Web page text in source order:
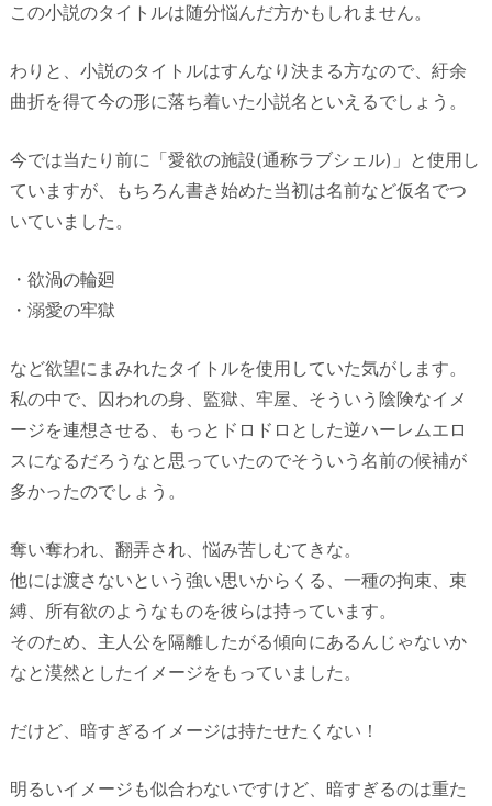
この小説のタイトルは随分悩んだ方かもしれません。
わりと、小説のタイトルはすんなり決まる方なので、紆余
曲折を得て今の形に落ち着いた小説名といえるでしょう。
今では当たり前に「愛欲の施設(通称ラブシェル)」と使用し
ていますが、もちろん書き始めた当初は名前など仮名でつ
いていました。
・欲渦の輪廻
・溺愛の牢獄
など欲望にまみれたタイトルを使用していた気がします。
私の中で、囚われの身、監獄、牢屋、そういう陰険なイメ
ージを連想させる、もっとドロドロとした逆ハーレムエロ
スになるだろうなと思っていたのでそういう名前の候補が
多かったのでしょう。
奪い奪われ、翻弄され、悩み苦しむてきな。
他には渡さないという強い思いからくる、一種の拘束、束
縛、所有欲のようなものを彼らは持っています。
そのため、主人公を隔離したがる傾向にあるんじゃないか
なと漠然としたイメージをもっていました。
だけど、暗すぎるイメージは持たせたくない！
明るいイメージも似合わないですけど、暗すぎるのは重た